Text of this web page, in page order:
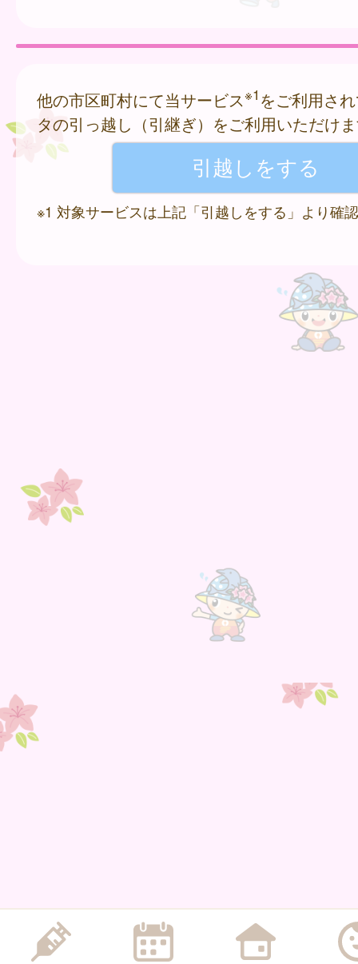
他の市区町村にて当サービス※1 をご利用さ
タの引っ越し（引継ぎ）をご利用いただけ
※1 対象サービスは上記「引越しをする」より確